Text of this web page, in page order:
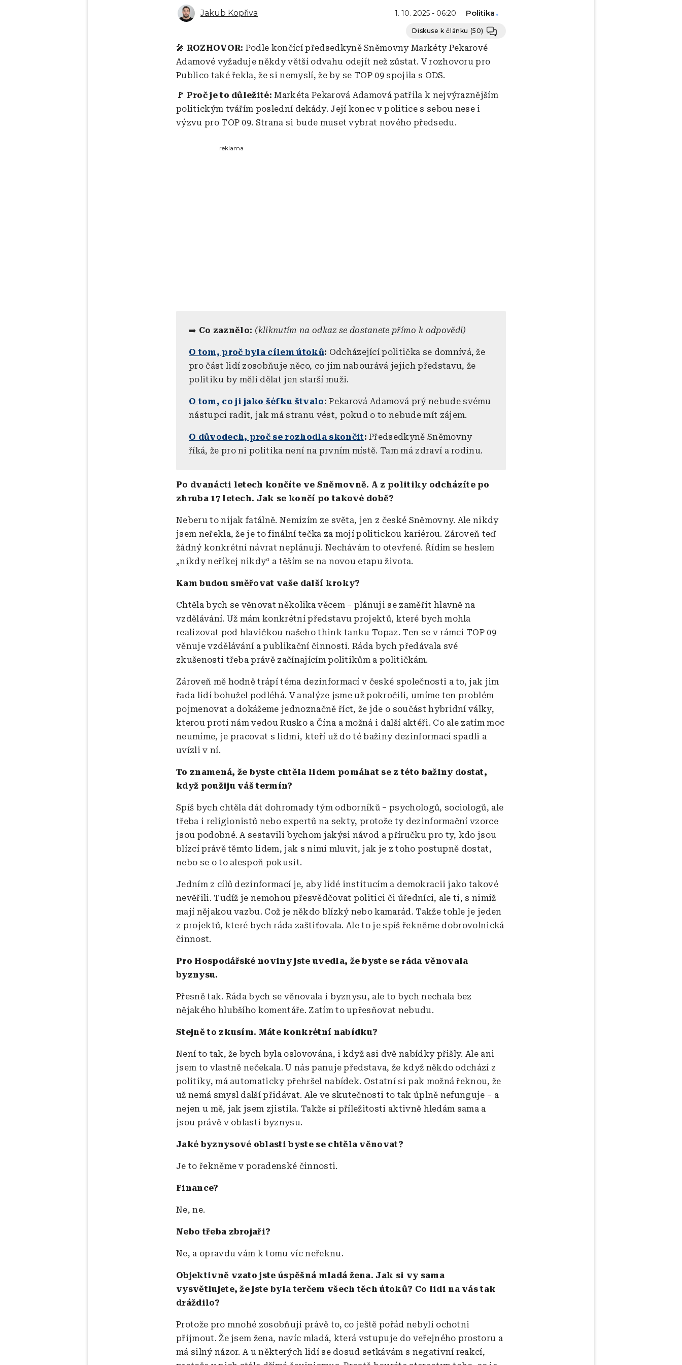
Jakub Kopřiva 1. 10. 2025 - 06:20 Politika
Diskuse k článku (50)
🎤 ROZHOVOR: Podle končící předsedkyně Sněmovny Markéty Pekarové
Adamové vyžaduje někdy větší odvahu odejít než zůstat. V rozhovoru pro
Publico také řekla, že si nemyslí, že by se TOP 09 spojila s ODS.
🚩 Proč je to důležité:Markéta Pekarová Adamová patřila k nejvýraznějším
politickým tvářím poslední dekády. Její konec v politice s sebou nese i
výzvu pro TOP 09. Strana si bude muset vybrat nového předsedu.
reklama
➡️ Co zaznělo: (kliknutím na odkaz se dostanete přímo k odpovědi)
O tom, proč byla cílem útoků: Odcházející politička se domnívá, že
pro část lidí zosobňuje něco, co jim nabourává jejich představu, že
politiku by měli dělat jen starší muži.
O tom, co ji jako šéfku štvalo:Pekarová Adamová prý nebude svému
nástupci radit, jak má stranu vést, pokud o to nebude mít zájem.
O důvodech, proč se rozhodla skončit:Předsedkyně Sněmovny
říká, že pro ni politika není na prvním místě. Tam má zdraví a rodinu.
Po dvanácti letech končíte ve Sněmovně. A z politiky odcházíte po
zhruba 17 letech. Jak se končí po takové době?
Neberu to nijak fatálně. Nemizím ze světa, jen z české Sněmovny. Ale nikdy
jsem neřekla, že je to finální tečka za mojí politickou kariérou. Zároveň teď
žádný konkrétní návrat neplánuji. Nechávám to otevřené. Řídím se heslem
„nikdy neříkej nikdy“ a těším se na novou etapu života.
Kam budou směřovat vaše další kroky?
Chtěla bych se věnovat několika věcem – plánuji se zaměřit hlavně na
vzdělávání. Už mám konkrétní představu projektů, které bych mohla
realizovat pod hlavičkou našeho think tanku Topaz. Ten se v rámci TOP 09
věnuje vzdělávání a publikační činnosti. Ráda bych předávala své
zkušenosti třeba právě začínajícím politikům a političkám.
Zároveň mě hodně trápí téma dezinformací v české společnosti a to, jak jim
řada lidí bohužel podléhá. V analýze jsme už pokročili, umíme ten problém
pojmenovat a dokážeme jednoznačně říct, že jde o součást hybridní války,
kterou proti nám vedou Rusko a Čína a možná i další aktéři. Co ale zatím moc
neumíme, je pracovat s lidmi, kteří už do té bažiny dezinformací spadli a
uvízli v ní.
To znamená, že byste chtěla lidem pomáhat se z této bažiny dostat,
když použiju váš termín?
Spíš bych chtěla dát dohromady tým odborníků – psychologů, sociologů, ale
třeba i religionistů nebo expertů na sekty, protože ty dezinformační vzorce
jsou podobné. A sestavili bychom jakýsi návod a příručku pro ty, kdo jsou
blízcí právě těmto lidem, jak s nimi mluvit, jak je z toho postupně dostat,
nebo se o to alespoň pokusit.
Jedním z cílů dezinformací je, aby lidé institucím a demokracii jako takové
nevěřili. Tudíž je nemohou přesvědčovat politici či úředníci, ale ti, s nimiž
mají nějakou vazbu. Což je někdo blízký nebo kamarád. Takže tohle je jeden
z projektů, které bych ráda zaštiťovala. Ale to je spíš řekněme dobrovolnická
činnost.
Pro Hospodářské noviny jste uvedla, že byste se ráda věnovala
byznysu.
Přesně tak. Ráda bych se věnovala i byznysu, ale to bych nechala bez
nějakého hlubšího komentáře. Zatím to upřesňovat nebudu.
Stejně to zkusím. Máte konkrétní nabídku?
Není to tak, že bych byla oslovována, i když asi dvě nabídky přišly. Ale ani
jsem to vlastně nečekala. U nás panuje představa, že když někdo odchází z
politiky, má automaticky přehršel nabídek. Ostatní si pak možná řeknou, že
už nemá smysl další přidávat. Ale ve skutečnosti to tak úplně nefunguje – a
nejen u mě, jak jsem zjistila. Takže si příležitosti aktivně hledám sama a
jsou právě v oblasti byznysu.
Jaké byznysové oblasti byste se chtěla věnovat?
Je to řekněme v poradenské činnosti.
Finance?
Ne, ne.
Nebo třeba zbrojaři?
Ne, a opravdu vám k tomu víc neřeknu.
Objektivně vzato jste úspěšná mladá žena. Jak si vy sama
vysvětlujete, že jste byla terčem všech těch útoků? Co lidi na vás tak
dráždilo?
Protože pro mnohé zosobňuji právě to, co ještě pořád nebyli ochotni
přijmout. Že jsem žena, navíc mladá, která vstupuje do veřejného prostoru a
má silný názor. A u některých lidí se dosud setkávám s negativní reakcí,